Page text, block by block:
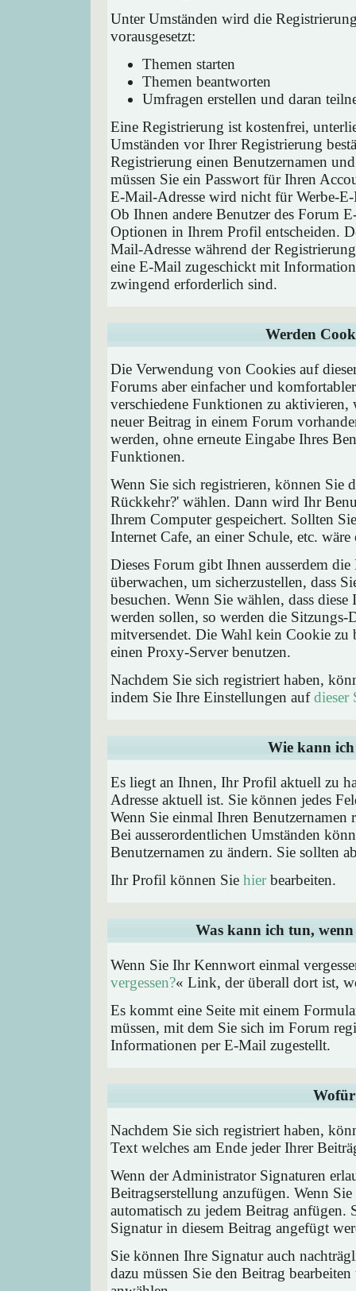
Unter Umständen wird die
vorausgesetzt:
Themen starten
Themen beantworten
Umfragen erstellen und daran
Eine Registrierung ist kostenfrei,
Umständen vor Ihrer Registrierung
Registrierung einen Benutzernamen
müssen Sie ein Passwort für Ihren
E-Mail-Adresse wird nicht für Werbe-
Ob Ihnen andere Benutzer des Forum
Optionen in Ihrem Profil entscheiden.
Mail-Adresse während der
eine E-Mail zugeschickt mit
zwingend erforderlich sind.
Werden
Die Verwendung von Cookies auf
Forums aber einfacher und
verschiedene Funktionen zu
neuer Beitrag in einem Forum
werden, ohne erneute Eingabe Ihres
Funktionen.
Wenn Sie sich registrieren, können Sie
Rückkehr?' wählen. Dann wird Ihr
Ihrem Computer gespeichert. Sollten
Internet Cafe, an einer Schule, etc.
Dieses Forum gibt Ihnen ausserdem
überwachen, um sicherzustellen, dass
besuchen. Wenn Sie wählen, dass
werden sollen, so werden die
mitversendet. Die Wahl kein Cookie zu
einen Proxy-Server benutzen.
Nachdem Sie sich registriert haben,
indem Sie Ihre Einstellungen aufdieser
Wie kann
Es liegt an Ihnen, Ihr Profil aktuell zu
Adresse aktuell ist. Sie können jedes
Wenn Sie einmal Ihren
Bei ausserordentlichen Umständen
Benutzernamen zu ändern. Sie sollten
Ihr Profil können Sie hierbearbeiten.
Was kann ich tun, wenn
Wenn Sie Ihr Kennwort einmal
vergessen?« Link, der überall dort ist,
Es kommt eine Seite mit einem
müssen, mit dem Sie sich im Forum
Informationen per E-Mail zugestellt.
Nachdem Sie sich registriert haben,
Text welches am Ende jeder Ihrer
Wenn der Administrator Signaturen
Beitragserstellung anzufügen. Wenn
automatisch zu jedem Beitrag
Signatur in diesem Beitrag angefügt
Sie können Ihre Signatur auch
dazu müssen Sie den Beitrag